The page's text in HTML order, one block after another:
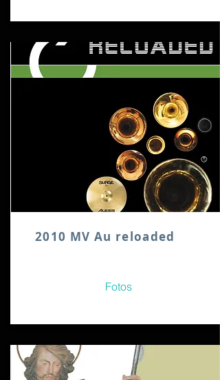
2010 MV Au reloaded
Fotos